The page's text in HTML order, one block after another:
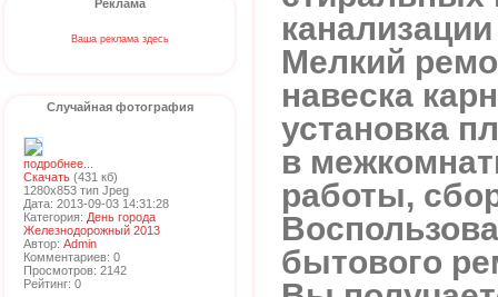
Реклама
Ваша реклама здесь
Случайная фотография
подробнее...
Скачать (431 кб)
1280x853 тип Jpeg
Дата: 2013-09-03 14:31:28
Категория: День города
Железнодорожный 2013
Автор: Admin
Комментариев: 0
Просмотров: 2142
Рейтинг: 0
канализации
Мелкий
навеска
установка
в
работы,
бытового